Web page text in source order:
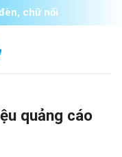
chữ nổi
quảng cáo